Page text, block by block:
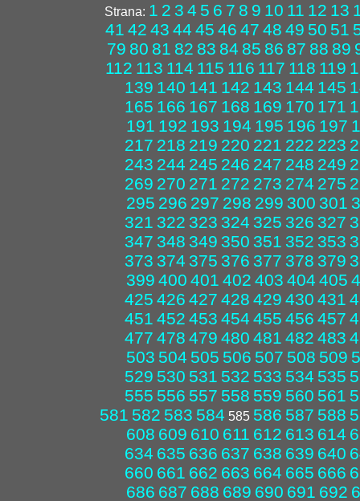
Strana: 1 2 3 4 5 6 7 8 9 10 11 12 13
41 42 43 44 45 46 47 48 49 50 51
79 80 81 82 83 84 85 86 87 88 89
112 113 114 115 116 117 118 119
139 140 141 142 143 144 145
165 166 167 168 169 170 171
191 192 193 194 195 196 197
217 218 219 220 221 222 223
243 244 245 246 247 248 249
269 270 271 272 273 274 275
295 296 297 298 299 300 301
321 322 323 324 325 326 327
347 348 349 350 351 352 353
373 374 375 376 377 378 379
399 400 401 402 403 404 405
425 426 427 428 429 430 431
451 452 453 454 455 456 457
477 478 479 480 481 482 483
503 504 505 506 507 508 509
529 530 531 532 533 534 535
555 556 557 558 559 560 561
581 582 583 584 585 586 587 588
608 609 610 611 612 613 614
634 635 636 637 638 639 640
660 661 662 663 664 665 666
686 687 688 689 690 691 692